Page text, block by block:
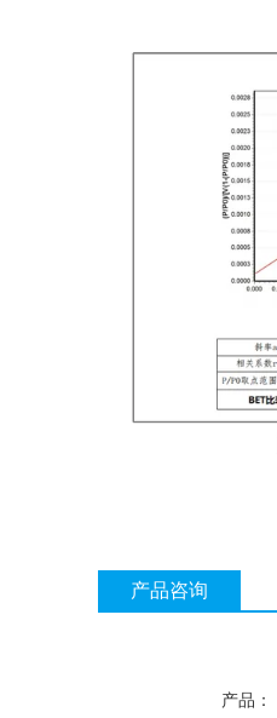
产品咨询
产品：